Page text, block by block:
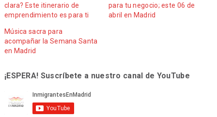
clara? Este itinerario de
emprendimiento es para ti
para tu negocio; este 06 de
abril en Madrid
Música sacra para
acompañar la Semana Santa
en Madrid
¡ESPERA! Suscríbete a nuestro canal de YouTube